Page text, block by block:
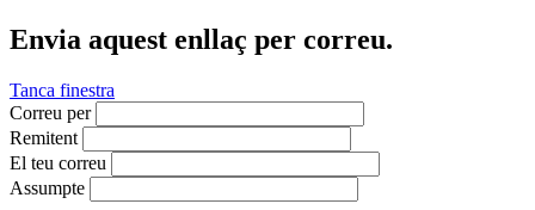
Envia aquest enllaç per correu.
Tanca finestra
Correu per
Remitent
El teu correu
Assumpte